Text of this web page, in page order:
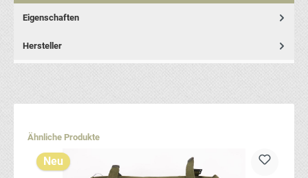
Eigenschaften
Hersteller
Produktgalerie überspringen
Ähnliche Produkte
Neu